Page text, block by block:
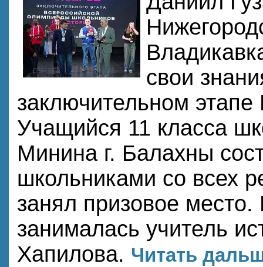
свои
заключительном
Учащийся 11 класса
Минина г. Балахны
школьниками со всех
занял призовое место.
занималась учитель
Хапилова. Читать